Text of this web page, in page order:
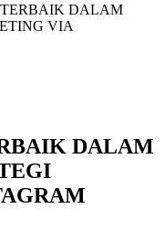
TERBAIK DALAM
VIA
DALAM